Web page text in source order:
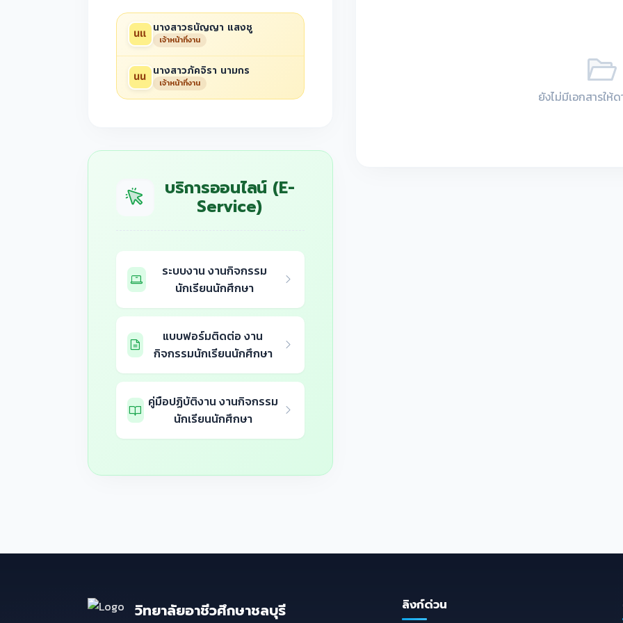
นางสาวธนัญญา แสงชู
เจ้าหน้าที่งาน
นางสาวภัคจิรา นามกร
เจ้าหน้าที่งาน
บริการออนไลน์ (E-
Service)
ระบบงาน งานกิจกรรม
นักเรียนนักศึกษา
แบบฟอร์มติดต่อ งาน
กิจกรรมนักเรียนนักศึกษา
คู่มือปฏิบัติงาน งานกิจกรรม
นักเรียนนักศึกษา
ยังไม่มีเอกสารให้
วิทยาลัยอาชีวศึกษาชลบุรี ลิงก์ด่วน